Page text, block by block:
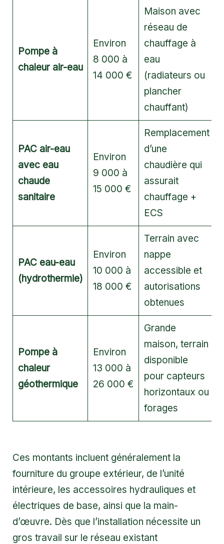
Pompe à
chaleur air-eau
Environ
8 000 à
14 000 €
Maison avec
réseau de
chauffage à
eau
(radiateurs ou
plancher
chauffant)
PAC air-eau
avec eau
chaude
sanitaire
Environ
9 000 à
15 000 €
Remplacement
d’une
chaudière qui
assurait
chauffage +
ECS
PAC eau-eau
(hydrothermie)
Environ
10 000 à
18 000 €
Terrain avec
nappe
accessible et
autorisations
obtenues
Pompe à
chaleur
géothermique
Environ
13 000 à
26 000 €
Grande
maison, terrain
disponible
pour capteurs
horizontaux ou
forages
Ces montants incluent généralement la
fourniture du groupe extérieur, de l’unité
intérieure, les accessoires hydrauliques et
électriques de base, ainsi que la main-
d’œuvre. Dès que l’installation nécessite un
gros travail sur le réseau existant